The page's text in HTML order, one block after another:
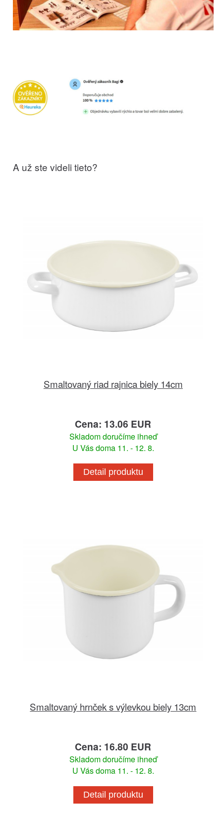
A už ste videli tieto?
Smaltovaný riad rajnica biely 14cm
Cena: 13.06 EUR
Skladom doručíme ihneď
U Vás doma 11. - 12. 8.
Detail produktu
Smaltovaný hrnček s výlevkou biely 13cm
Cena: 16.80 EUR
Skladom doručíme ihneď
U Vás doma 11. - 12. 8.
Detail produktu